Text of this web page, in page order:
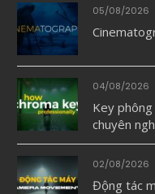
05/08/2026
04/08/2026
Key
chuyên
02/08/2026
Động tác